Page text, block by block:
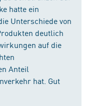
hatte ein
Unterschiede von
deutlich
auf die
Anteil
hat. Gut